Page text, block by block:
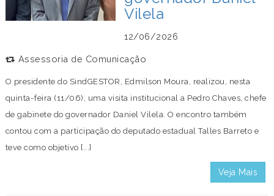
Vilela
12/06/2026
Assessoria de Comunicação
O presidente do SindGESTOR, Edmilson Moura, realizou, nesta
quinta-feira (11/06), uma visita institucional a Pedro Chaves, chefe
de gabinete do governador Daniel Vilela. O encontro também
contou com a participação do deputado estadual Talles Barreto e
teve como objetivo [...]
Veja Mais